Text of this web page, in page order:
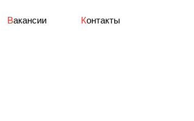
Вакансии Контакты